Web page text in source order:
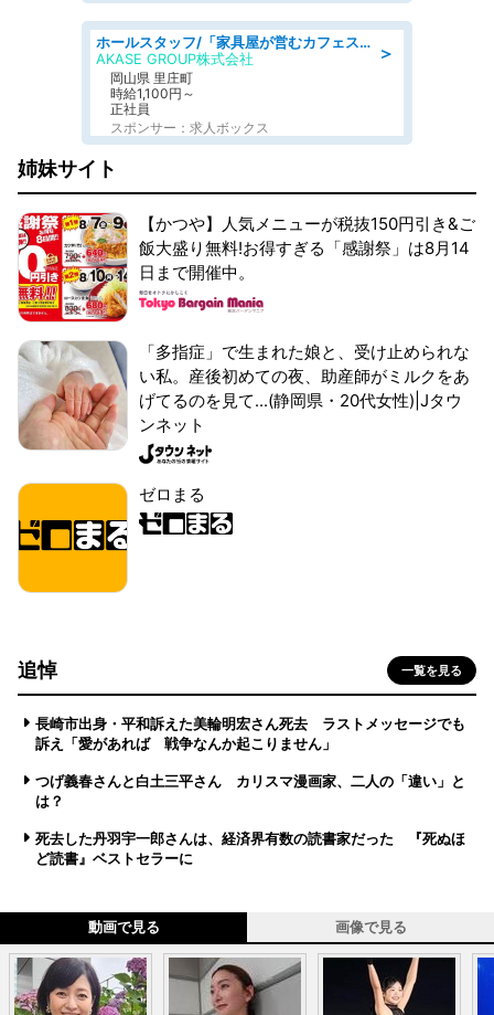
＞
ホールスタッフ/「家具屋が営むカフェスタッフ!」週2日～OK!嬉しいまかない付き/岡山県/浅口郡里庄町
AKASE GROUP株式会社
岡山県 里庄町
時給1,100円～
正社員
スポンサー：求人ボックス
姉妹サイト
【かつや】人気メニューが税抜150円引き&ご
飯大盛り無料!お得すぎる「感謝祭」は8月14
日まで開催中。
「多指症」で生まれた娘と、受け止められな
い私。産後初めての夜、助産師がミルクをあ
げてるのを見て...(静岡県・20代女性)|Jタウ
ンネット
ゼロまる
追悼 一覧を見る
長崎市出身・平和訴えた美輪明宏さん死去 ラストメッセージでも
訴え「愛があれば 戦争なんか起こりません」
つげ義春さんと白土三平さん カリスマ漫画家、二人の「違い」と
は？
死去した丹羽宇一郎さんは、経済界有数の読書家だった 『死ぬほ
ど読書』ベストセラーに
動画で見る 画像で見る